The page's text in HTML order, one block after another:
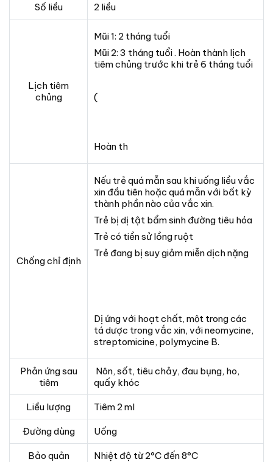
Số liều 2 liều
Lịch tiêm
chủng
Mũi 1: 2 tháng tuổi
Mũi 2: 3 tháng tuổi . Hoàn thành lịch
tiêm chủng trước khi trẻ 6 tháng tuổi
(
Hoàn th
Chống chỉ định
Nếu trẻ quá mẫn sau khi uống liều vắc
xin đầu tiên hoặc quá mẫn với bất kỳ
thành phần nào của vắc xin.
Trẻ bị dị tật bẩm sinh đường tiêu hóa
Trẻ có tiền sử lồng ruột
Trẻ đang bị suy giảm miễn dịch nặng
Dị ứng với hoạt chất, một trong các
tá dược trong vắc xin, với neomycine,
streptomicine, polymycine B.
Phản ứng sau
tiêm
Nôn, sốt, tiêu chảy, đau bụng, ho,
quấy khóc
Liều lượng Tiêm 2 ml
Đường dùng Uống
Bảo quản Nhiệt độ từ 2°C đến 8°C